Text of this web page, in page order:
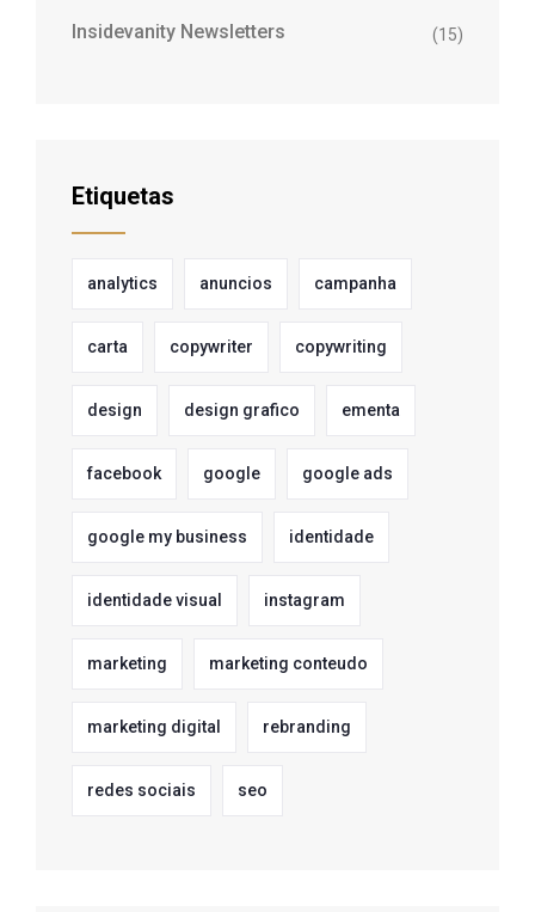
Insidevanity Newsletters (15)
Etiquetas
analytics anuncios campanha
carta copywriter copywriting
design design grafico ementa
facebook google google ads
google my business identidade
identidade visual instagram
marketing marketing conteudo
marketing digital rebranding
redes sociais seo